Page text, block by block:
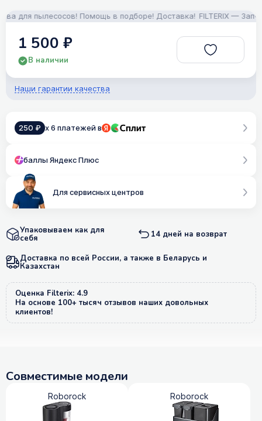
пылесосов! Помощь в подборе! Доставка! FILTERIX —
1 500 ₽
В наличии
Наши гарантии качества
250 ₽ x 6 платежей в
баллы Яндекс Плюс
Для сервисных центров
Упаковываем как для
себя 14 дней на возврат
Доставка по всей России, а также в Беларусь и
Казахстан
Оценка Filterix: 4.9
На основе 100+ тысяч отзывов наших довольных
клиентов!
Совместимые модели
Roborock Roborock